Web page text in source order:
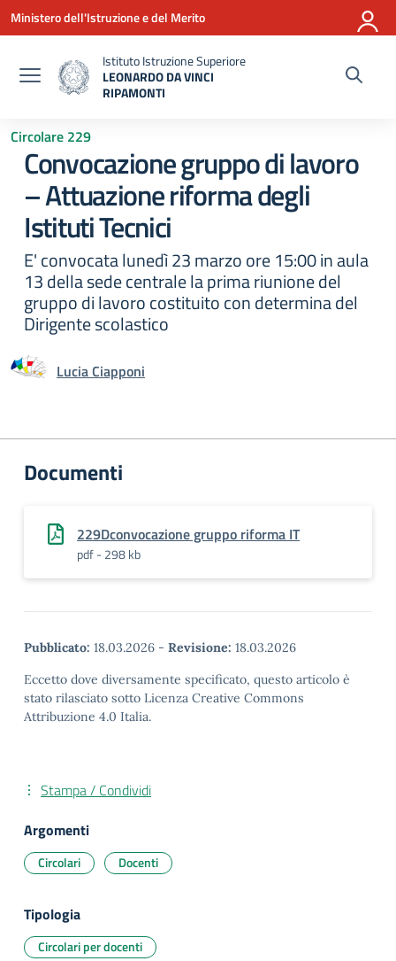
Vai ai contenuti
Vai al menu di navigazione
Vai al footer
Ministero dell'Istruzione e del Merito
Istituto Istruzione Superiore
LEONARDO DA VINCI
RIPAMONTI
Circolare 229
Convocazione gruppo di lavoro
– Attuazione riforma degli
Istituti Tecnici
E' convocata lunedì 23 marzo ore 15:00 in aula
13 della sede centrale la prima riunione del
gruppo di lavoro costituito con determina del
Dirigente scolastico
Lucia Ciapponi
Documenti
229Dconvocazione gruppo riforma IT
pdf - 298 kb
Pubblicato: 18.03.2026 - Revisione: 18.03.2026
Eccetto dove diversamente specificato, questo articolo è
stato rilasciato sotto Licenza Creative Commons
Attribuzione 4.0 Italia.
Stampa / Condividi
Argomenti
Circolari Docenti
Tipologia
Circolari per docenti